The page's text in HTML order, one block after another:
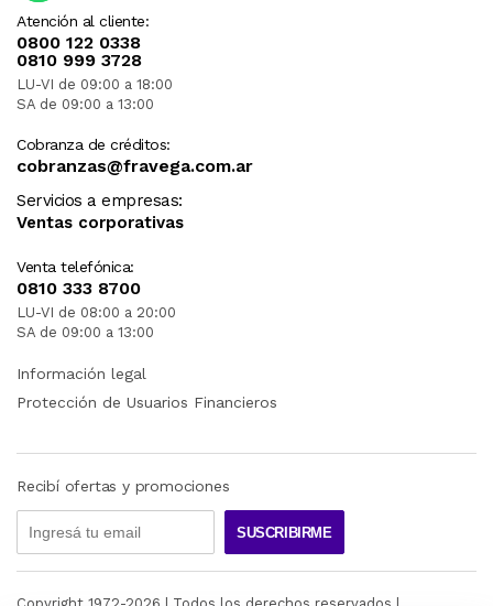
Atención al cliente:
0800 122 0338
0810 999 3728
LU-VI de 09:00 a 18:00
SA de 09:00 a 13:00
Cobranza de créditos:
cobranzas@fravega.com.ar
Servicios a empresas:
Ventas corporativas
Venta telefónica:
0810 333 8700
LU-VI de 08:00 a 20:00
SA de 09:00 a 13:00
Información legal
Protección de Usuarios Financieros
Recibí ofertas y promociones
SUSCRIBIRME